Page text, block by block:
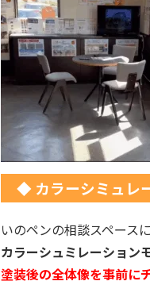
◆ カラーシミュレ
いのペンの相談スペースに
カラーシュミレーション
塗装後の全体像を事前に